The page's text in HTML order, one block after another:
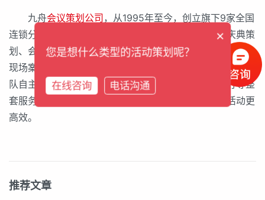
九舟会议策划公司 ，从1995年至今，创立旗下9家全国
连锁分公司。专业为您提供：会议策划、活动策划、庆典策
划、会展策划等全方位策划服务。历经21年经过100000场
现场案例的实战中不断积累成功经验及客户满意度，九舟团
队自主科学研发的标准体系：策划、设计、搭建、执行等整
套服务流程，采取全国联动机制，资源共享，让会议活动更
高效。
推荐文章
×
您是想什么类型的活动策划呢？
在线咨询 电话沟通